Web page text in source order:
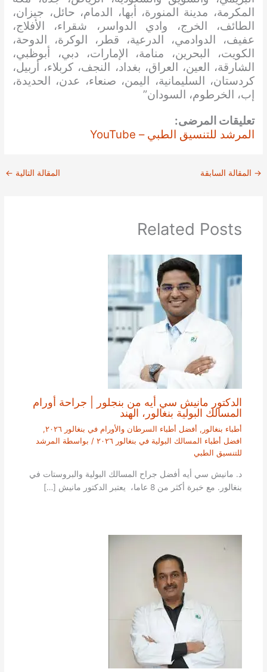
المكرمة، مدينة المنورة، أبها، الدمام، حائل، جيزان،
الطائف، الخرج، وادي الدواسر، شقراء، الأفلاج،
عفيف، الدوادمي، الدرعية، قطر، الوكرة، الدوحة،
الكويت، البحرين، منامة، الإمارات، دبي، أبوظبي،
الشارقة، العين، العراق، بغداد، النجف، كربلاء، أربيل،
كردستان، السليمانية، اليمن، صنعاء، عدن، الحديدة،
إب، الخرطوم، السودان”
تعليقات المرضى:
المرشد للتنسيق الطبي – YouTube
→ المقالة السابقة المقالة التالية ←
Related Posts
الدكتور مانيش سي أيه من بنجلور | جراحة أورام
المسالك البولية بنغالور، الهند
أطباء بنغالور , أفضل أطباء السرطان والأورام في بنغالور ٢٠٢٦
,
افضل أطباء المسالك البولية في بنغالور ٢٠٢٦
/ بواسطة المرشد
للتنسيق الطبي
د. مانيش سي أيه أفضل جراح المسالك البولية والبروستات في
بنغالور. مع خبرة أكثر من 8 عاما، يعتبر الدكتور مانيش […]